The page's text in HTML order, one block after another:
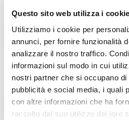
Questo sito web utilizza i cookie
Utilizziamo i cookie per
annunci, per fornire funzionalità
analizzare il nostro traffico.
informazioni sul modo in cui
nostri partner che si occupano di
pubblicità e social media, i quali
con altre informazioni che ha
raccolto dal suo utilizzo dei loro
Per noi significa soprattutto richiamare
che si è concretizzato nella Casa della
esperienza che a Martini deve tutto.
continuare a far rivivere ogni giorno
nel suo modo di essere: luogo di
come amava dire lui stesso, di
nascita di Martini è dunque un
rafforzare la nostra voglia di agire e di
promuovendo il suo messaggio: quello
dalla Tenda di Abramo, comune a
qui che risiede la ragione del nostro